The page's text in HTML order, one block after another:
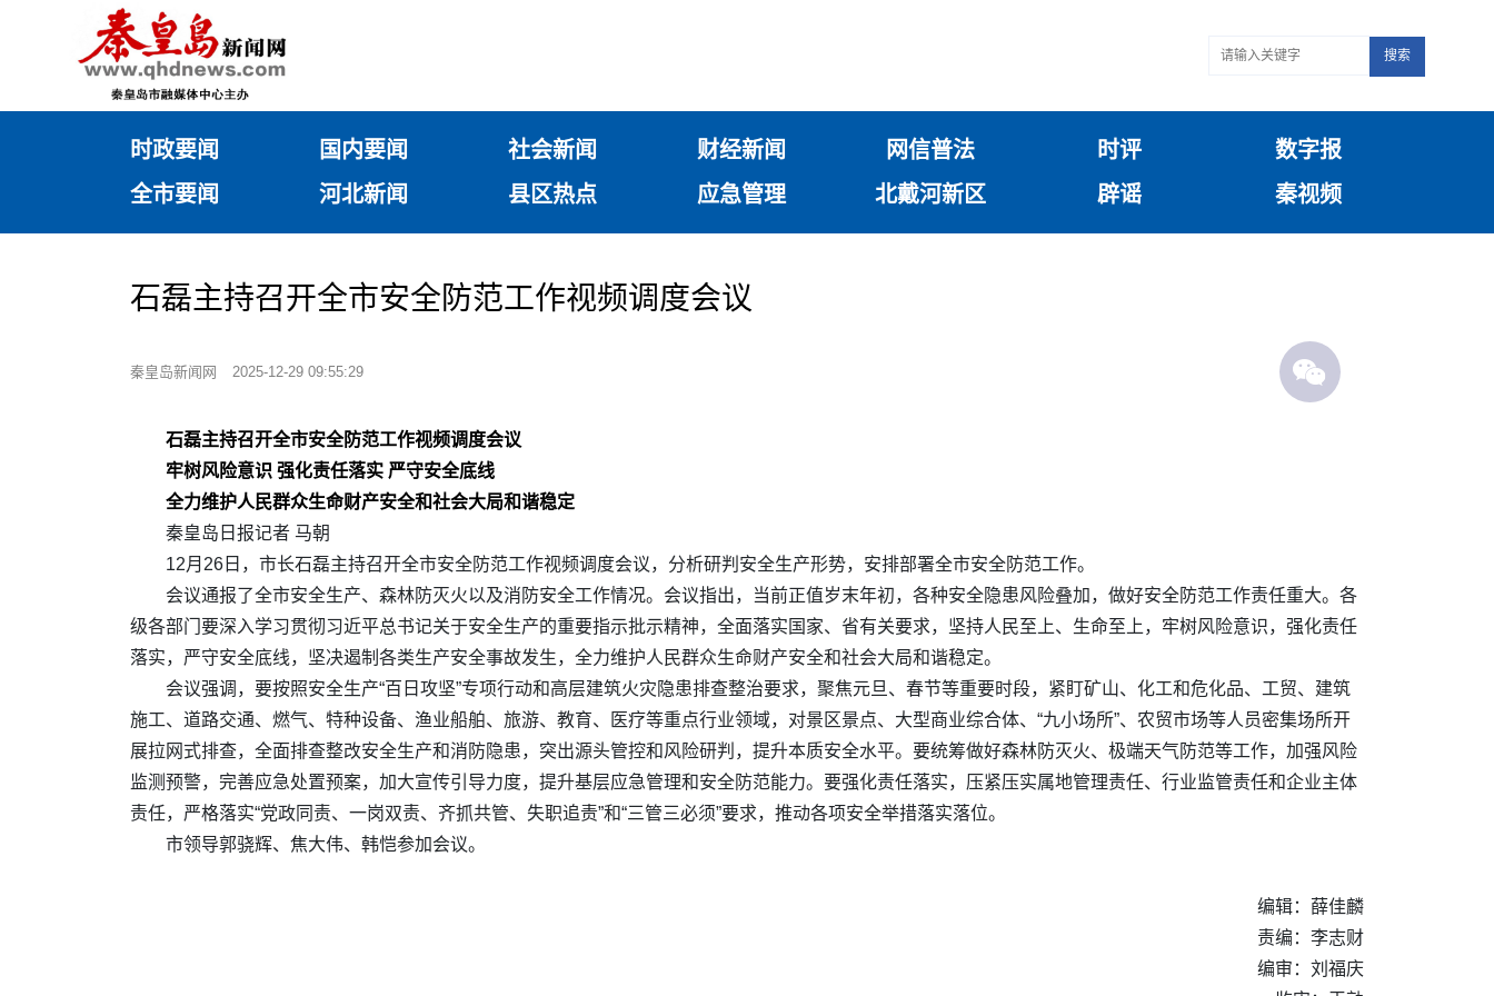
搜索
时政要闻 国内要闻 社会新闻 财经新闻 网信普法 时评
数字报
全市要闻
河北新闻 县区热点 应急管理 北戴河新区 辟谣 秦视频
​石磊主持召开全市安全防范工作视频调度会议
秦皇岛新闻网 2025-12-29 09:55:29
石磊主持召开全市安全防范工作视频调度会议
牢树风险意识 强化责任落实 严守安全底线
全力维护人民群众生命财产安全和社会大局和谐稳定
秦皇岛日报记者 马朝
12月26日，市长石磊主持召开全市安全防范工作视频调度会议，分析研判安全生产形势，安排部署全市安全防范工作。
会议通报了全市安全生产、森林防灭火以及消防安全工作情况。会议指出，当前正值岁末年初，各种安全隐患风险叠加，做好安全防范工作责任重大。各
级各部门要深入学习贯彻习近平总书记关于安全生产的重要指示批示精神，全面落实国家、省有关要求，坚持人民至上、生命至上，牢树风险意识，强化责任
落实，严守安全底线，坚决遏制各类生产安全事故发生，全力维护人民群众生命财产安全和社会大局和谐稳定。
会议强调，要按照安全生产“百日攻坚”专项行动和高层建筑火灾隐患排查整治要求，聚焦元旦、春节等重要时段，紧盯矿山、化工和危化品、工贸、建筑
施工、道路交通、燃气、特种设备、渔业船舶、旅游、教育、医疗等重点行业领域，对景区景点、大型商业综合体、“九小场所”、农贸市场等人员密集场所开
展拉网式排查，全面排查整改安全生产和消防隐患，突出源头管控和风险研判，提升本质安全水平。要统筹做好森林防灭火、极端天气防范等工作，加强风险
监测预警，完善应急处置预案，加大宣传引导力度，提升基层应急管理和安全防范能力。要强化责任落实，压紧压实属地管理责任、行业监管责任和企业主体
责任，严格落实“党政同责、一岗双责、齐抓共管、失职追责”和“三管三必须”要求，推动各项安全举措落实落位。
市领导郭骁辉、焦大伟、韩恺参加会议。
编辑：薛佳麟
责编：李志财
编审：刘福庆